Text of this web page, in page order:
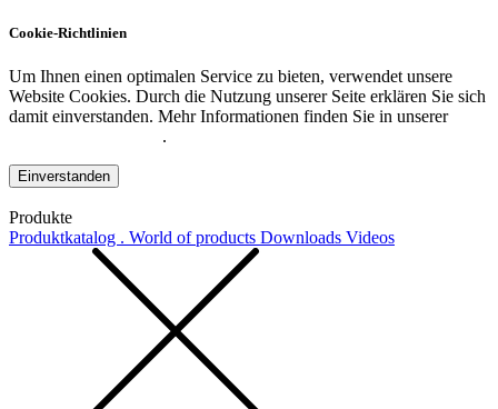
Cookie-Richtlinien
Um Ihnen einen optimalen Service zu bieten, verwendet unsere
Website Cookies. Durch die Nutzung unserer Seite erklären Sie sich
damit einverstanden. Mehr Informationen finden Sie in unserer
.
Einverstanden
Produkte
Produktkatalog . World of products Downloads Videos